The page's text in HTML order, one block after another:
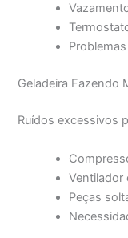
Geladeira Fazendo
Ruídos excessivos
Ventilador
Peças